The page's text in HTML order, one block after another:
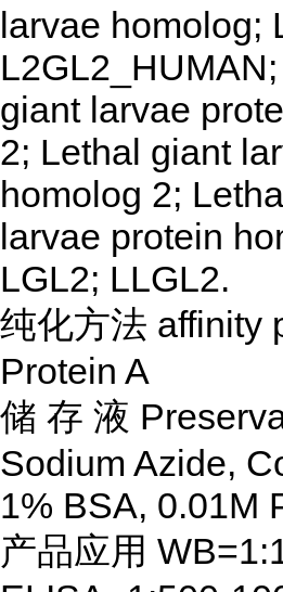
larvae homolog;
giant larvae
2; Lethal giant
homolog 2;
larvae protein
LGL2; LLGL2.
纯化方法 affinity
Protein A
储 存 液
Sodium Azide,
1% BSA, 0.01M
产品应用